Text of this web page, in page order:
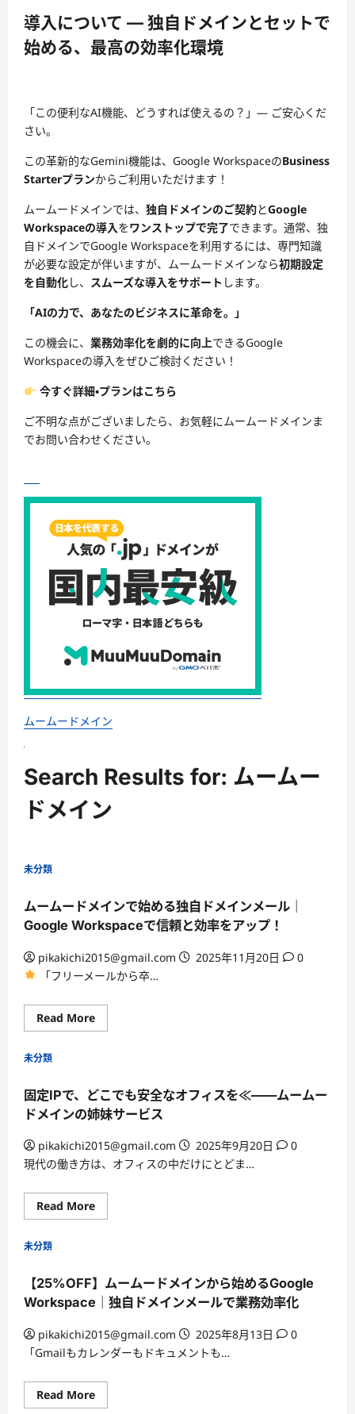
導入について — 独自ドメインとセットで
始める、最高の効率化環境
「この便利なAI機能、どうすれば使えるの？」— ご安心くだ
さい。
この革新的なGemini機能は、Google WorkspaceのBusiness
Starterプランからご利用いただけます！
ムームードメインでは、 独自ドメインのご契約とGoogle
Workspaceの導入をワンストップで完了できます。通常、独
自ドメインでGoogle Workspaceを利用するには、専門知識
が必要な設定が伴いますが、ムームードメインなら初期設定
を自動化し、 スムーズな導入をサポート します。
「AIの力で、あなたのビジネスに革命を。」
この機会に、 業務効率化を劇的に向上できるGoogle
Workspaceの導入をぜひご検討ください！
今すぐ詳細・プランはこちら
ご不明な点がございましたら、お気軽にムームードメインま
でお問い合わせください。
ムームードメイン
Search Results for: ムームー
ドメイン
未分類
ムームードメインで始める独自ドメインメール｜
Google Workspaceで信頼と効率をアップ！
pikakichi2015@gmail.com 2025年11月20日
0
「フリーメールから卒…
Read MoreRead
more
ド
メ
イ
で
始
め
る
自
ド
メ
｜
Google
Workspace
信
頼
と
効
を
ア
ッ
未分類
固定IPで、どこでも安全なオフィスを≪——ムームー
ドメインの姉妹サービス
pikakichi2015@gmail.com 2025年9月20日
0
現代の働き方は、オフィスの中だけにとどま…
Read MoreRead
more
ど
こ
で
安
全
な
オ
ィ
ス
を
未分類
【25%OFF】ムームードメインから始めるGoogle
Workspace｜独自ドメインメールで業務効率化
pikakichi2015@gmail.com 2025年8月13日
0
「Gmailもカレンダーもドキュメントも…
Read MoreRead
more